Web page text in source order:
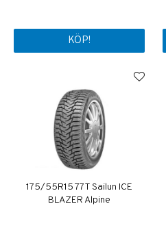
KÖP!
175/55R15 77T Sailun ICE
BLAZER Alpine